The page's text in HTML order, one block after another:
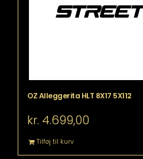
OZ Alleggerita HLT 8X17 5X112
kr. 4.699,00
Tilføj til kurv